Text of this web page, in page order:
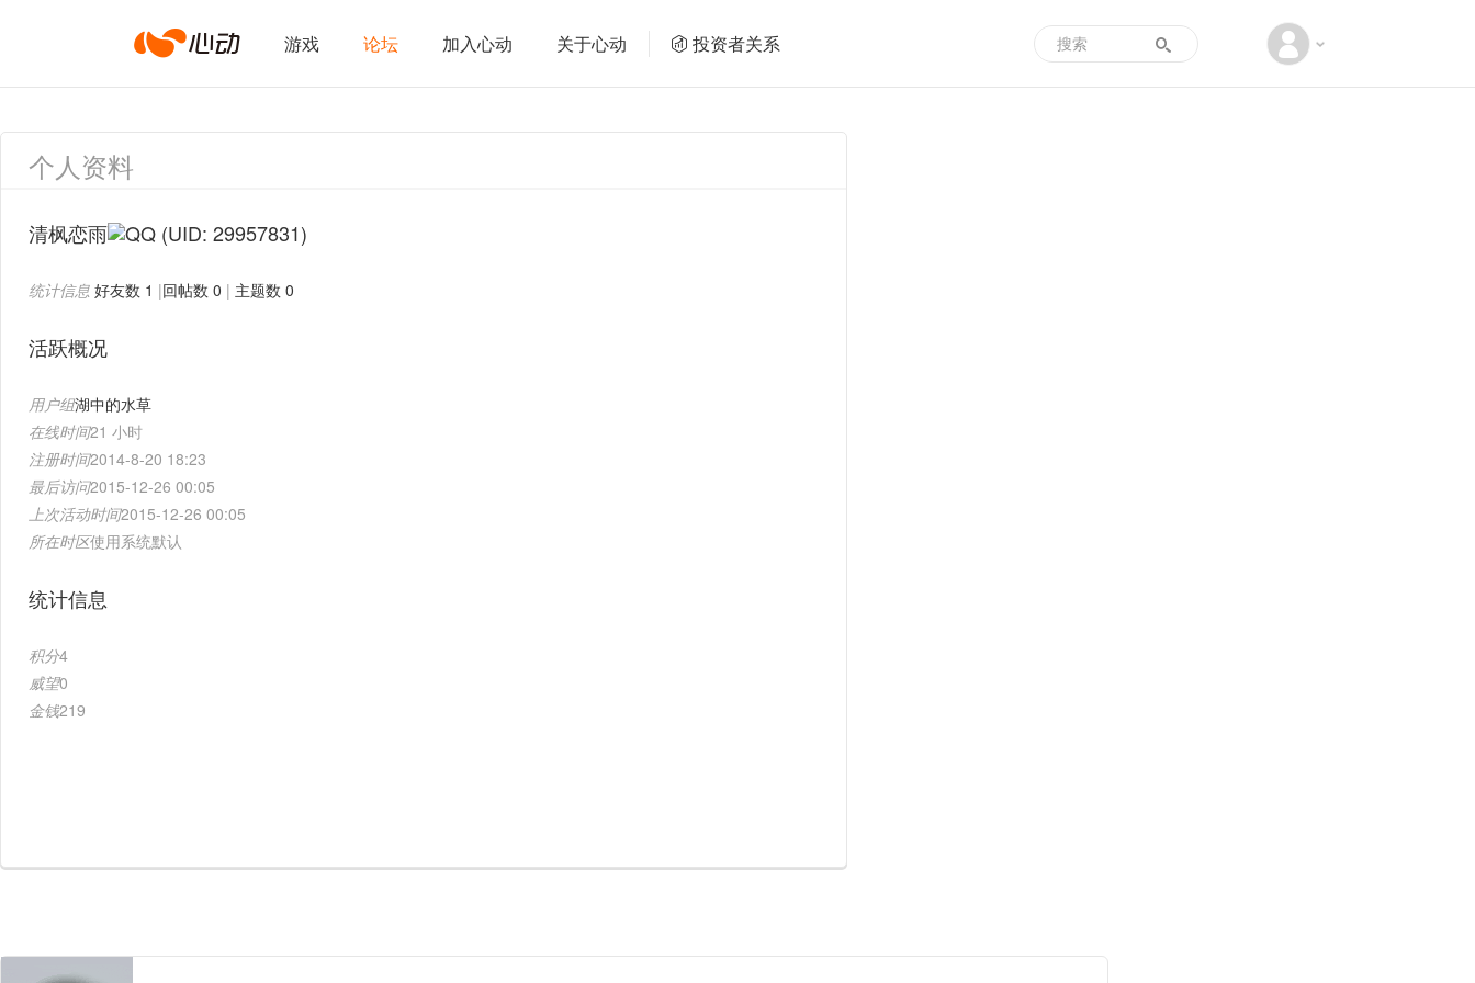
心
动
络
游戏 论坛 加入心动 关于心动 投资者关系
个人资料
清枫恋雨 (UID: 29957831)
统计信息 好友数 1 |回帖数 0 | 主题数 0
活跃概况
用户组湖中的水草
在线时间21 小时
注册时间2014-8-20 18:23
最后访问2015-12-26 00:05
上次活动时间2015-12-26 00:05
所在时区使用系统默认
统计信息
积分4
威望0
金钱219